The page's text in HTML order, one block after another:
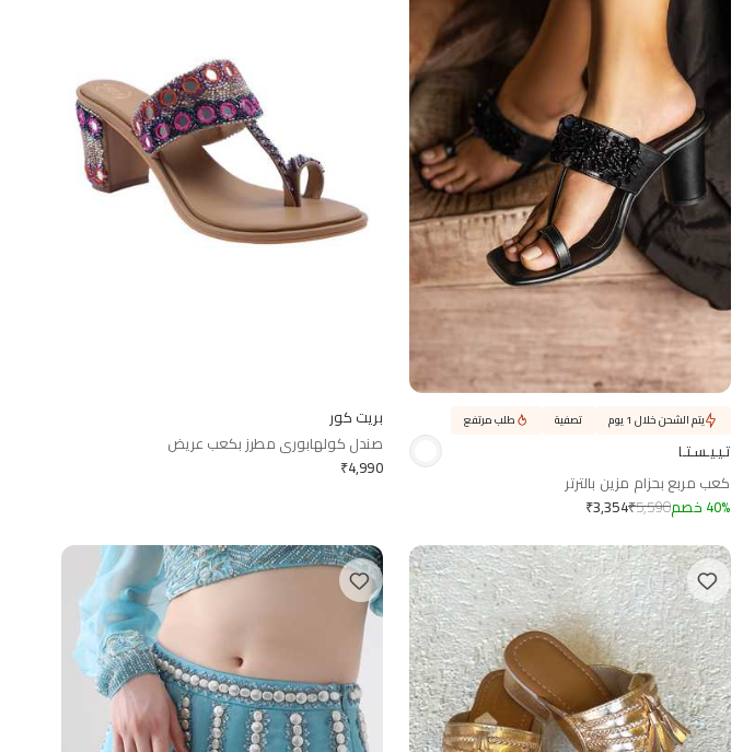
تـيـيـسـتـا
كعب مربع بحزام مزين بالترتر
₹3,354₹5,590 40% خصم
يتم الشحن خلال 1 يوم تصفية طلب مرتفع
بريت كور
صندل كولهابوري مطرز بكعب عريض
₹4,990